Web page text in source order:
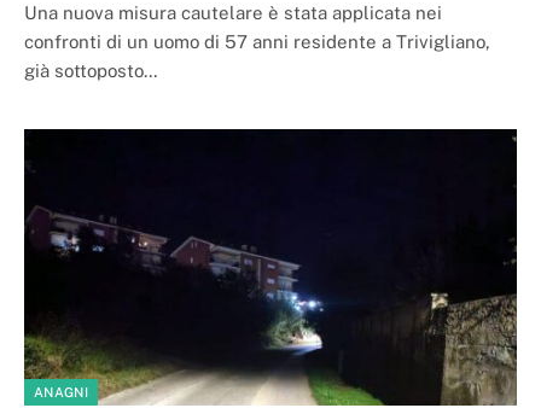
Una nuova misura cautelare è stata applicata nei
confronti di un uomo di 57 anni residente a Trivigliano,
già sottoposto…
ANAGNI